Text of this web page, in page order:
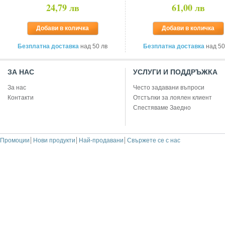
24,79 лв
Добави в количка
Безплатна доставка над 50 лв
61,00 лв
Добави в количка
Безплатна доставка над
ЗА НАС
За нас
Контакти
УСЛУГИ И ПОДДРЪЖКА
Често задавани въпроси
Отстъпки за лоялен клиент
Спестяваме Заедно
Промоции Нови продукти Най-продавани Свържете се с нас